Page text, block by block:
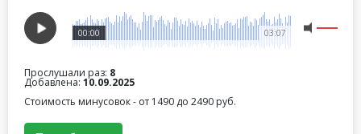
03:07
00:00
Прослушали раз: 8
Добавлена: 10.09.2025
Стоимость минусовок - от 1490 до 2490 руб.